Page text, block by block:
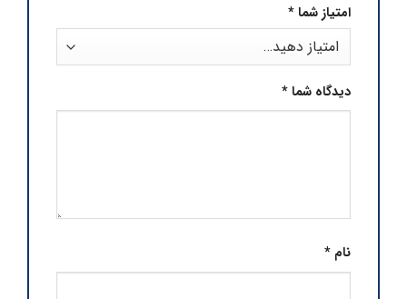
امتیاز شما*
دیدگاه شما*
نام*